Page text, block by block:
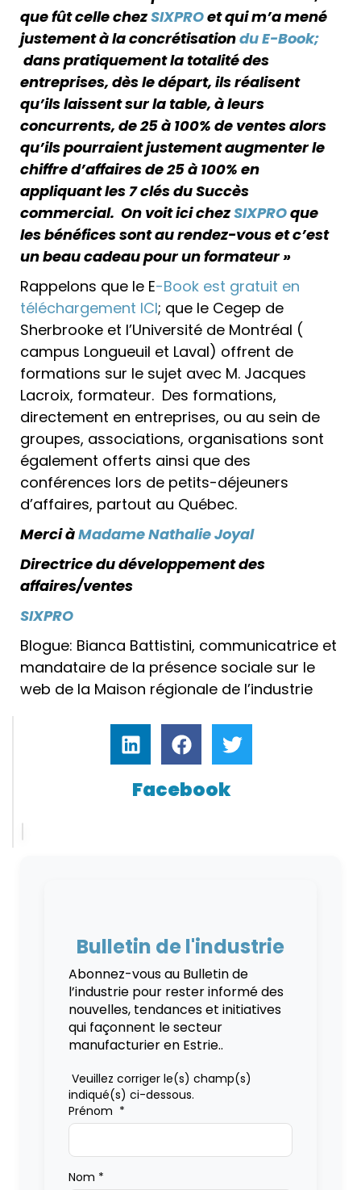
que fût celle chezSIXPROet qui m’a mené
justement à la concrétisationdu E-Book;
dans pratiquement la totalité des
entreprises, dès le départ, ils réalisent
qu’ils laissent sur la table, à leurs
concurrents, de 25 à 100% de ventes alors
qu’ils pourraient justement augmenter le
chiffre d’affaires de 25 à 100% en
appliquant les 7 clés du Succès
commercial. On voit ici chezSIXPROque
les bénéfices sont au rendez-vous et c’est
un beau cadeau pour un formateur »
Rappelons que le E-Book est gratuit en
téléchargement ICI; que le Cegep de
Sherbrooke et l’Université de Montréal (
campus Longueuil et Laval) offrent de
formations sur le sujet avec M. Jacques
Lacroix, formateur. Des formations,
directement en entreprises, ou au sein de
groupes, associations, organisations sont
également offerts ainsi que des
conférences lors de petits-déjeuners
d’affaires, partout au Québec.
Merci àMadame Nathalie Joyal
Directrice du développement des
affaires/ventes
SIXPRO
Blogue: Bianca Battistini, communicatrice et
mandataire de la présence sociale sur le
web de la Maison régionale de l’industrie
Facebook
Bulletin de l'industrie
Abonnez-vous au Bulletin de
l’industrie pour rester informé des
nouvelles, tendances et initiatives
qui façonnent le secteur
manufacturier en Estrie..
Veuillez corriger le(s) champ(s)
indiqué(s) ci-dessous.
Prénom *
Nom *